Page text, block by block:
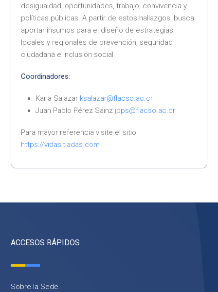
desigualdad, oportunidades, trabajo, convivencia y
políticas públicas. A partir de estos hallazgos, busca
aportar insumos para el diseño de estrategias
locales y regionales de prevención, seguridad
ciudadana e inclusión social.
Coordinadores:
Karla Salazar ksalazar@flacso.ac.cr
Juan Pablo Pérez Sáinz jpps@flacso.ac.cr
Para mayor referencia visite el sitio:
https://vidasitiadas.com
ACCESOS RÁPIDOS
Sobre la Sede